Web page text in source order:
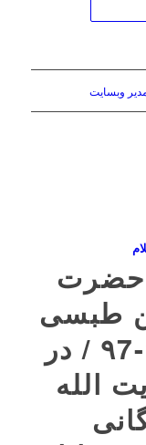
وبسایت
حضرت
طبسی
-سال تحصیلی ۹8-۹7 / در
الله